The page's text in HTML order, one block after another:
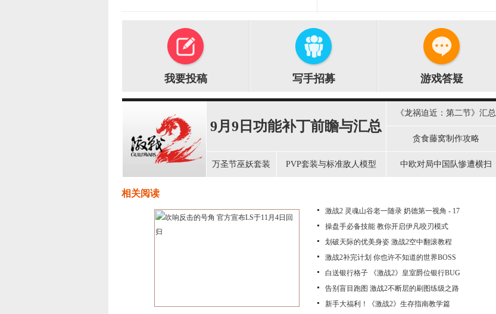
我要投稿 写手招募 游戏答疑
9月9日功能补丁前瞻与汇总
《龙祸迫近：第二节》汇总
贪食藤窝制作攻略
万圣节巫妖套装 PVP套装与标准敌人模型 中欧对局中国队惨遭横扫
相关阅读
激战2 灵魂山谷老一随录 奶德第一视角 - 17
操盘手必备技能 教你开启伊凡咬刃模式
划破天际的优美身姿 激战2空中翻滚教程
激战2补完计划 你也许不知道的世界BOSS
白送银行格子 《激战2》皇室爵位银行BUG
告别盲目跑图 激战2不断层的刷图练级之路
新手大福利！《激战2》生存指南教学篇